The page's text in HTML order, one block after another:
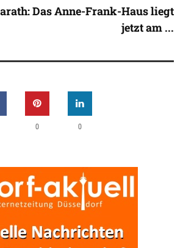
Das Anne-Frank-Haus liegt
jetzt am ...
0 0